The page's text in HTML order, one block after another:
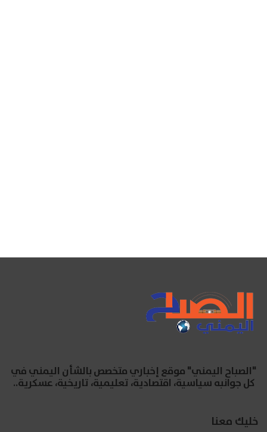
"الصباح اليمني" موقع إخباري متخصص بالشأن اليمني في
كل جوانبه سياسية، اقتصادية، تعليمية، تاريخية، عسكرية..
خليك معنا